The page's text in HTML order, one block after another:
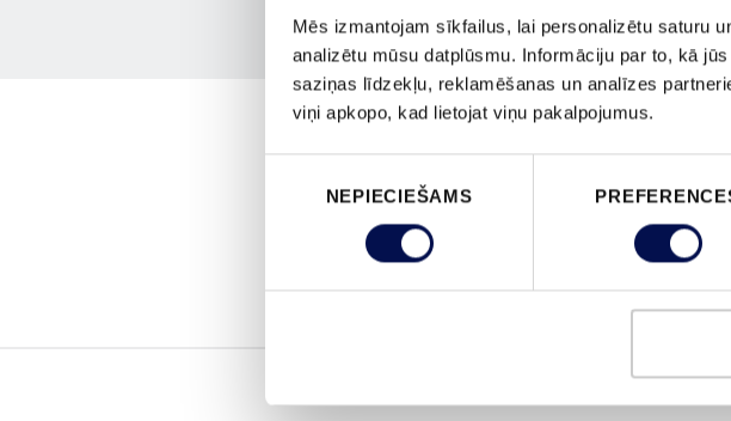
Mēs izmantojam sīkfailus, lai personalizētu saturu
analizētu mūsu datplūsmu. Informāciju par to, kā
saziņas līdzekļu, reklamēšanas un analīzes
viņi apkopo, kad lietojat viņu pakalpojumus.
NEPIECIEŠAMS